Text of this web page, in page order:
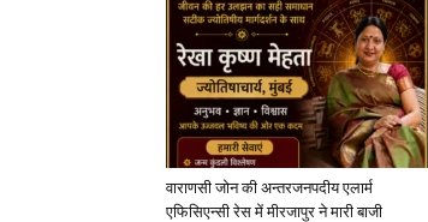
वाराणसी जोन की अन्तरजनपदीय एलार्म
एफिसिएन्सी रेस में मीरजापुर ने मारी बाजी